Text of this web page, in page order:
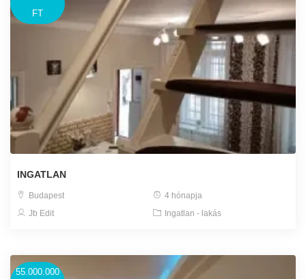
FT
INGATLAN
Budapest
4 hónapja
Jb Edit
Ingatlan - lakás
55.000.000